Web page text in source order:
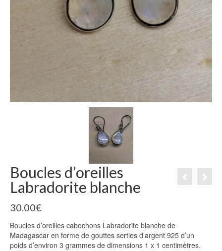
Boucles d’oreilles
Labradorite blanche
30.00€
Boucles d’oreilles cabochons Labradorite blanche de
Madagascar en forme de gouttes serties d’argent 925 d’un
poids d’environ 3 grammes de dimensions 1 x 1 centimètres.